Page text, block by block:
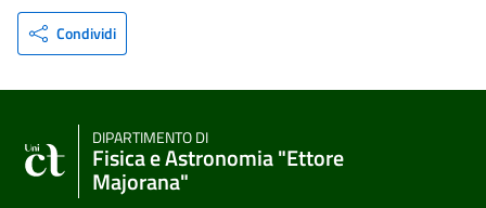
Condividi
DIPARTIMENTO DI
Fisica e Astronomia "Ettore
Majorana"